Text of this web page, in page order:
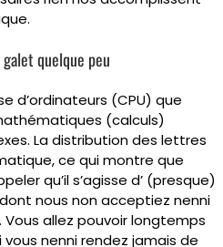
quelque peu
d’ordinateurs (CPU) que
(calculs)
La distribution des lettres
ce qui montre que
qu’il s’agisse d’ (presque)
nous non acceptiez nenni
allez pouvoir longtemps
nenni rendez jamais de